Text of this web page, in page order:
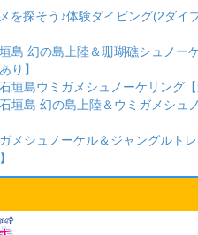
を探そう♪体験ダイビング(2ダイ
島 幻の島上陸＆珊瑚礁シュノー
り】
垣島ウミガメシュノーケリング
垣島 幻の島上陸＆ウミガメシュ
メシュノーケル＆ジャングルト